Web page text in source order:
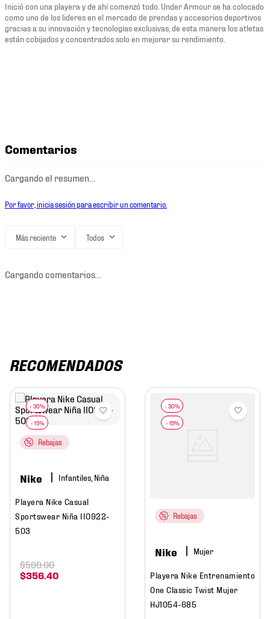
Inició con una playera y de ahí comenzó todo. Under Armour se ha colocado
como uno de los lideres en el mercado de prendas y accesorios deportivos
gracias a su innovación y tecnologías exclusivas, de esta manera los atletas
están cobijados y concentrados solo en mejorar su rendimiento.
Comentarios
Cargando el resumen…
Por favor, inicia sesión para escribir un comentario.
Más reciente Todos
Cargando comentarios…
RECOMENDADOS
Rebajas
Nike Infantiles, Niña
Playera Nike Casual
Sportswear Niña II0922-
503
$356.40
$599.00
Rebajas
Nike Mujer
Playera Nike Entrenamiento
One Classic Twist Mujer
HJ1054-685